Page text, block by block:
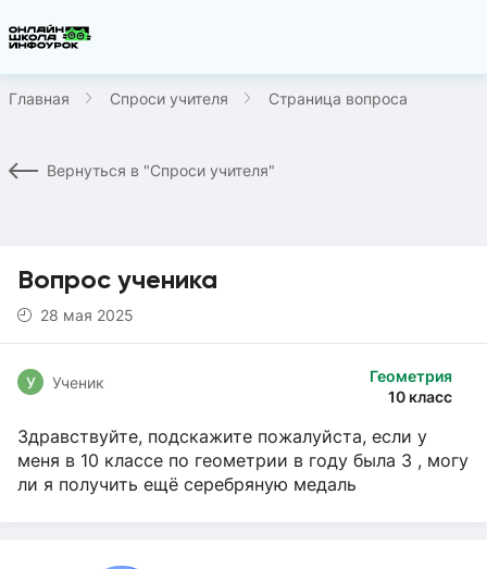
Главная Спроси учителя Страница вопроса
Вернуться в "Спроси учителя"
Вопрос ученика
28 мая 2025
Геометрия
10 класс
У Ученик
Здравствуйте, подскажите пожалуйста, если у
меня в 10 классе по геометрии в году была 3 , могу
ли я получить ещё серебряную медаль